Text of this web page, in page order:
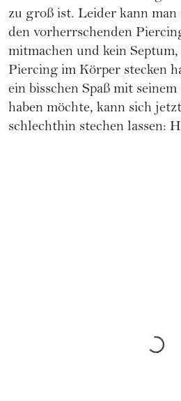
zu groß ist. Leider kann man
den vorherrschenden
mitmachen und kein Septum,
Piercing im Körper stecken
ein bisschen Spaß mit
haben möchte, kann sich
schlechthin stechen lassen: